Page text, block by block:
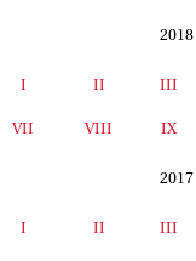
2018
I II III
VII VIII IX
2017
I II III